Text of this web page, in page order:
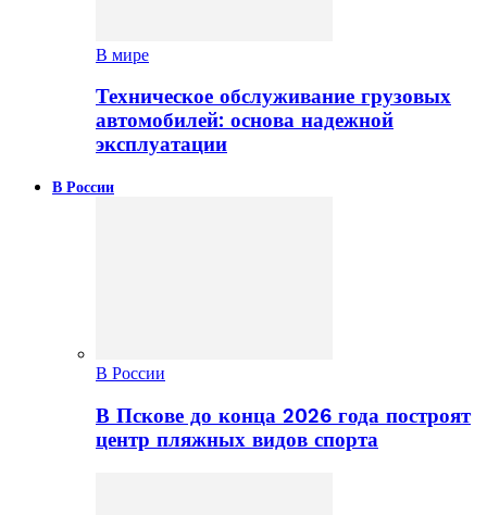
В мире
Техническое обслуживание грузовых
автомобилей: основа надежной
эксплуатации
В России
В России
В Пскове до конца 2026 года построят
центр пляжных видов спорта